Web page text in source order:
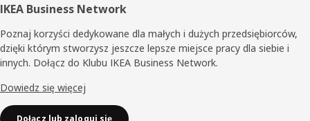
IKEA Business Network
Poznaj korzyści dedykowane dla małych i dużych przedsiębiorców,
dzięki którym stworzysz jeszcze lepsze miejsce pracy dla siebie i
innych. Dołącz do Klubu IKEA Business Network.
Dowiedz się więcej